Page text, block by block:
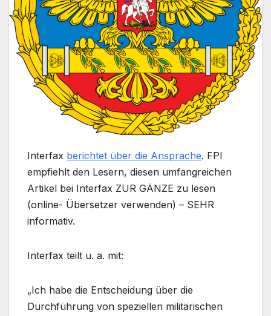
Interfax berichtet über die Ansprache. FPI
empfiehlt den Lesern, diesen umfangreichen
Artikel bei Interfax ZUR GÄNZE zu lesen
(online- Übersetzer verwenden) – SEHR
informativ.
Interfax teilt u. a. mit:
„Ich habe die Entscheidung über die
Durchführung von speziellen militärischen